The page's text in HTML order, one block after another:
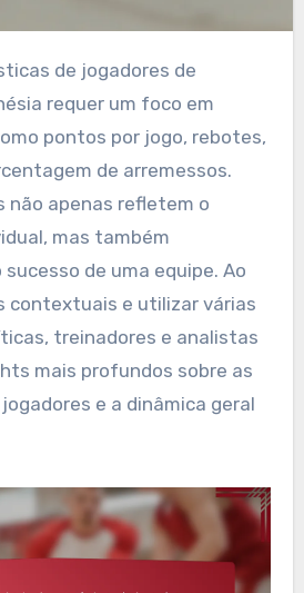
requer um foco em
pontos por jogo, rebotes,
de arremessos.
não apenas refletem o
mas também
de uma equipe. Ao
contextuais e utilizar várias
treinadores e analistas
mais profundos sobre as
e a dinâmica geral